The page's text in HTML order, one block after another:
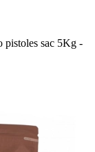
pistoles sac 5Kg -